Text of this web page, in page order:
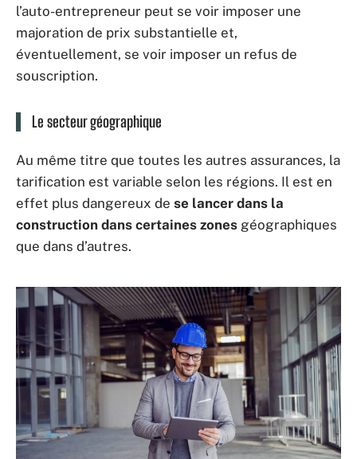
l’auto-entrepreneur peut se voir imposer une
majoration de prix substantielle et,
éventuellement, se voir imposer un refus de
souscription.
Le secteur géographique
Au même titre que toutes les autres assurances, la
tarification est variable selon les régions. Il est en
effet plus dangereux de se lancer dans la
construction dans certaines zones géographiques
que dans d’autres.